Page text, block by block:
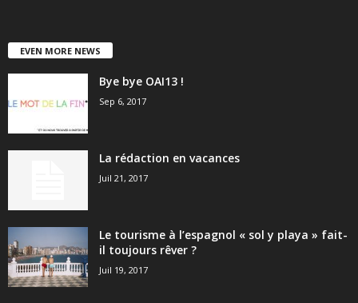
EVEN MORE NEWS
Bye bye OAI13 !
Sep 6, 2017
La rédaction en vacances
Juil 21, 2017
Le tourisme à l’espagnol « sol y playa » fait-
il toujours rêver ?
Juil 19, 2017